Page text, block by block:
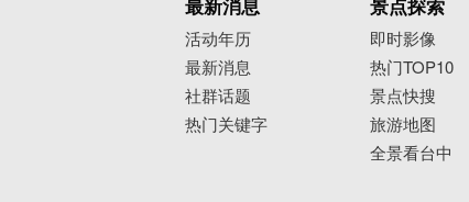
最新消息
活动年历
最新消息
社群话题
热门关键字
景点探索
即时影像
热门TOP10
景点快搜
旅游地图
全景看台中